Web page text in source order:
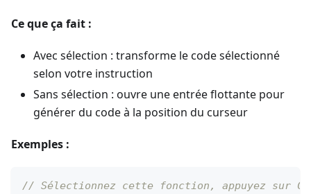
Ce que ça fait :
Avec sélection : transforme le code sélectionné
selon votre instruction
Sans sélection : ouvre une entrée flottante pour
générer du code à la position du curseur
Exemples :
// Sélectionnez cette fonction, appuyez sur